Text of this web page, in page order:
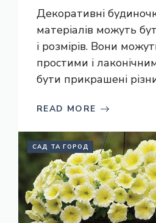
Декоративні
матеріалів можуть
і розмірів. Вони
простими і
бути прикрашені
READ MORE
САД ТА ГОРОД